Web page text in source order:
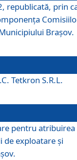
republicată, prin
Braşov.
Tetkron S.R.L.
pentru atribuirea
de exploatare şi